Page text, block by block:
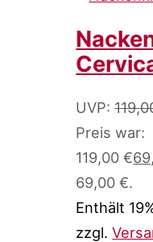
UVP:
Preis war:
119,00 €
69,00 €.
Enthält
zzgl.